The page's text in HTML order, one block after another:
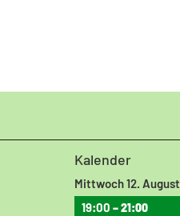
Kalender
Mittwoch 12. August
19:00– 21:00